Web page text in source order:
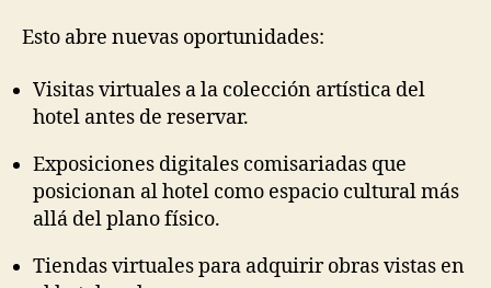
Esto abre nuevas oportunidades:
Visitas virtuales a la colección artística del
hotel antes de reservar.
Exposiciones digitales comisariadas que
posicionan al hotel como espacio cultural más
allá del plano físico.
Tiendas virtuales para adquirir obras vistas en